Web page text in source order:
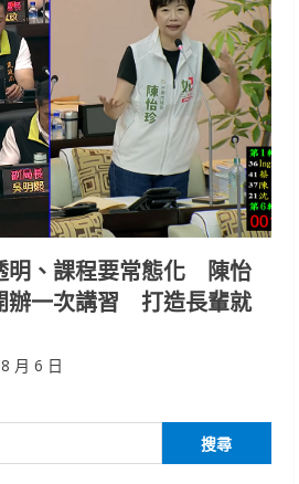
明、課程要常態化 陳怡
辦一次講習 打造長輩就
月 6 日